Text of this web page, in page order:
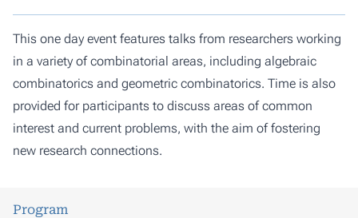
This one day event features talks from researchers working
in a variety of combinatorial areas, including algebraic
combinatorics and geometric combinatorics. Time is also
provided for participants to discuss areas of common
interest and current problems, with the aim of fostering
new research connections.
Program